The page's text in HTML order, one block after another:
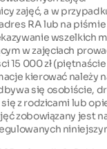
zajęć, a w
RA lub na
wszelkich
w zajęciach
15 000 zł (piętnaście
kierować należy
się osobiście,
z rodzicami lub
zobowiązany jest